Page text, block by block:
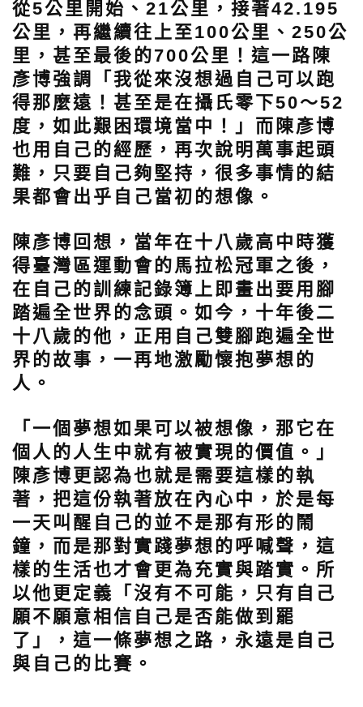
從5公里開始、21公里，接著42.195
公里，再繼續往上至100公里、250公
里，甚至最後的700公里！這一路陳
彥博強調「我從來沒想過自己可以跑
得那麼遠！甚至是在攝氏零下50～52
度，如此艱困環境當中！」而陳彥博
也用自己的經歷，再次說明萬事起頭
難，只要自己夠堅持，很多事情的結
果都會出乎自己當初的想像。
陳彥博回想，當年在十八歲高中時獲
得臺灣區運動會的馬拉松冠軍之後，
在自己的訓練記錄簿上即畫出要用腳
踏遍全世界的念頭。如今，十年後二
十八歲的他，正用自己雙腳跑遍全世
界的故事，一再地激勵懷抱夢想的
人。
「一個夢想如果可以被想像，那它在
個人的人生中就有被實現的價值。」
陳彥博更認為也就是需要這樣的執
著，把這份執著放在內心中，於是每
一天叫醒自己的並不是那有形的鬧
鐘，而是那對實踐夢想的呼喊聲，這
樣的生活也才會更為充實與踏實。所
以他更定義「沒有不可能，只有自己
願不願意相信自己是否能做到罷
了」，這一條夢想之路，永遠是自己
與自己的比賽。